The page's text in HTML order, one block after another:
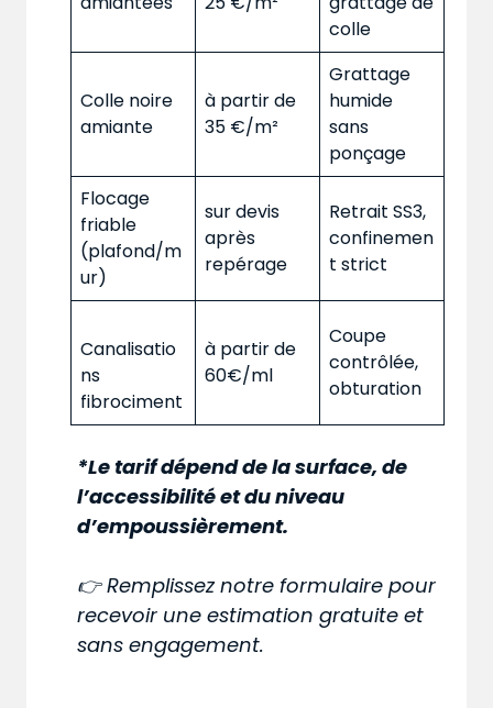
colle
Colle noire
amiante
à partir de
35 €/m²
Grattage
humide
sans
ponçage
Flocage
friable
(plafond/m
ur)
sur devis
après
repérage
Retrait SS3,
confinemen
t strict
Canalisatio
ns
fibrociment
à partir de
60€/ml
Coupe
contrôlée,
obturation
*Le tarif dépend de la surface, de
l’accessibilité et du niveau
d’empoussièrement.
👉 Remplissez notre formulaire pour
recevoir une estimation gratuite et
sans engagement.